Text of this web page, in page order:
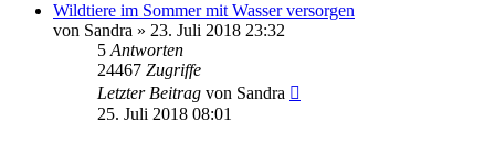
Wildtiere im Sommer mit Wasser versorgen
von Sandra » 23. Juli 2018 23:32
5 Antworten
24467 Zugriffe
Letzter Beitrag von Sandra
25. Juli 2018 08:01